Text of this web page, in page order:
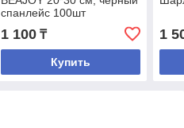
спанлейс 100шт
1 100₸
Купить
1